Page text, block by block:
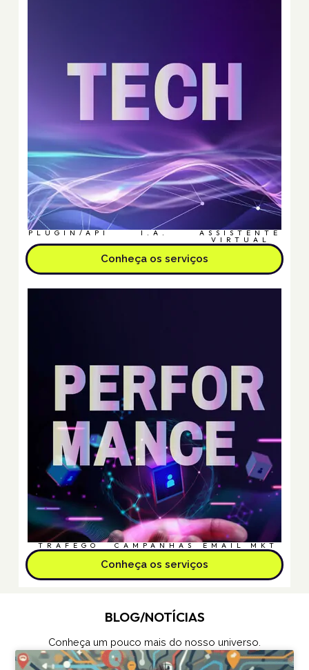
PLUGIN/API I.A. ASSISTENTE
VIRTUAL
Conheça os serviços
TRÁFEGO CAMPANHAS EMAIL MKT
Conheça os serviços
BLOG/NOTÍCIAS
Conheça um pouco mais do nosso universo.